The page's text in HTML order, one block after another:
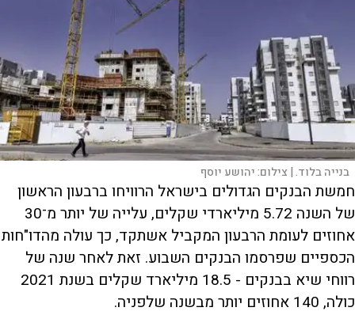
בנייה בלוד. | צילום:יהושע יוסף
חמשת הבנקים הגדולים בישראל הרוויחו ברבעון הראשון
של השנה 5.72 מיליארדי שקלים, עלייה של יותר מ־30
אחוזים לעומת הרבעון המקביל אשתקד, כך עולה מהדו"חות
הכספיים שפרסמו הבנקים השבוע. זאת לאחר שנה של
רווחי שיא בבנקים - 18.5 מיליארד שקלים בשנת 2021
כולה, 140 אחוזים יותר מבשנה שלפניה.